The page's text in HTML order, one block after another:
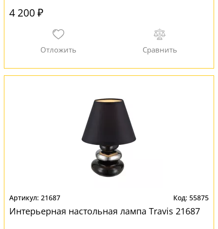
4 200 ₽
21687 55875
Интерьерная настольная лампа Travis 21687